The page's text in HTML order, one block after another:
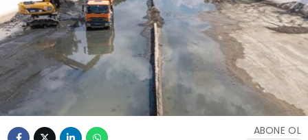
ABONE OL